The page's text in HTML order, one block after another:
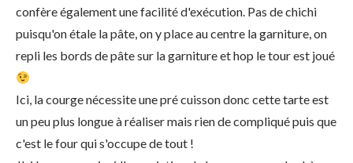
confère également une facilité d'exécution. Pas de chichi
puisqu'on étale la pâte, on y place au centre la garniture, on
repli les bords de pâte sur la garniture et hop le tour est joué
Ici, la courge nécessite une pré cuisson donc cette tarte est
un peu plus longue à réaliser mais rien de compliqué puis que
c'est le four qui s'occupe de tout !